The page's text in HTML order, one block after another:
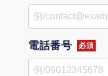
営業改善特化の動画
ん』
定額LINE運用代行『
定額制LP制作・改善
採用YouTubeチャン
エンジニア
広告運用
YouTubeディレクター
会社概要・役員紹介
ミッション・ビジョン・
電話番号 必須